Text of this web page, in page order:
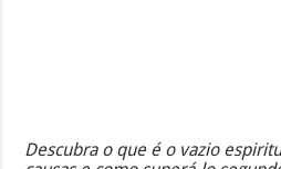
Descubra o que é o vazio